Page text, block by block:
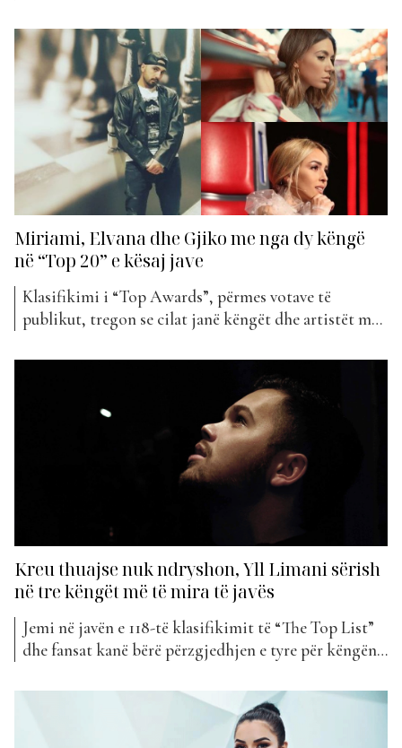
quajtur “kidator”, fansat e artistes nuk ndalen së
votuari çdo javë këngët e Kidës, e cila këtë javë ka
thyer një rekord....
Miriami, Elvana dhe Gjiko me nga dy këngë
në “Top 20” e kësaj jave
Klasifikimi i “Top Awards”, përmes votave të
publikut, tregon se cilat janë këngët dhe artistët më
tanë nuk rreshtin së votuari artistin e tyre të
preferuar, duke bërë që kënga e tyre të ngjitet sa më
në krye të listës....
Kreu thuajse nuk ndryshon, Yll Limani sërish
në tre këngët më të mira të javës
Jemi në javën e 118-të klasifikimit të “The Top List”
dhe fansat kanë bërë përzgjedhjen e tyre për këngën
angazhuar më shumë përmes votave, duke bërë që
projekti më i ri i këngëtares së tyre të preferuar,